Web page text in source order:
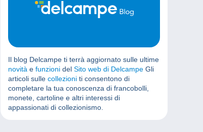
Il blog Delcampe ti terrà aggiornato sulle ultime
novità e funzioni del Sito web di Delcampe Gli
articoli sulle collezioni ti consentono di
completare la tua conoscenza di francobolli,
monete, cartoline e altri interessi di
appassionati di collezionismo.